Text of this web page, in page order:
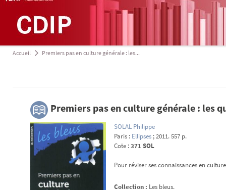
Accueil a Premiers pas en culture générale : les...
3 Premiers pas en culture générale : les
SOLAL Philippe
Paris : Ellipses ; 2011. 557 p.
Cote :371 SOL
Pour réviser ses connaissances en
Collection : Les bleus.